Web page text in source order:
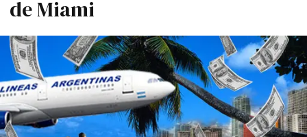
de Miami